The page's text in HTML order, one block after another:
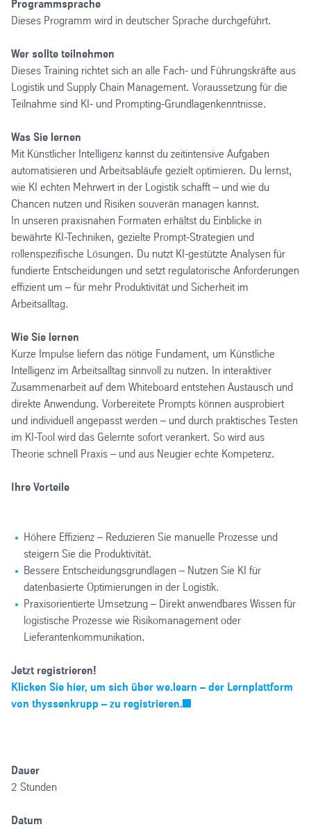
Programmsprache
Dieses Programm wird in deutscher Sprache durchgeführt.
Wer sollte teilnehmen
Dieses Training richtet sich an alle Fach- und Führungskräfte aus
Logistik und Supply Chain Management. Voraussetzung für die
Teilnahme sind KI- und Prompting-Grundlagenkenntnisse.
Was Sie lernen
Mit Künstlicher Intelligenz kannst du zeitintensive Aufgaben
automatisieren und Arbeitsabläufe gezielt optimieren. Du lernst,
wie KI echten Mehrwert in der Logistik schafft – und wie du
Chancen nutzen und Risiken souverän managen kannst.
In unseren praxisnahen Formaten erhältst du Einblicke in
bewährte KI-Techniken, gezielte Prompt-Strategien und
rollenspezifische Lösungen. Du nutzt KI-gestützte Analysen für
fundierte Entscheidungen und setzt regulatorische Anforderungen
effizient um – für mehr Produktivität und Sicherheit im
Arbeitsalltag.
Wie Sie lernen
Kurze Impulse liefern das nötige Fundament, um Künstliche
Intelligenz im Arbeitsalltag sinnvoll zu nutzen. In interaktiver
Zusammenarbeit auf dem Whiteboard entstehen Austausch und
direkte Anwendung. Vorbereitete Prompts können ausprobiert
und individuell angepasst werden – und durch praktisches Testen
im KI-Tool wird das Gelernte sofort verankert. So wird aus
Theorie schnell Praxis – und aus Neugier echte Kompetenz.
Ihre Vorteile
Höhere Effizienz – Reduzieren Sie manuelle Prozesse und
steigern Sie die Produktivität.
Bessere Entscheidungsgrundlagen – Nutzen Sie KI für
datenbasierte Optimierungen in der Logistik.
Praxisorientierte Umsetzung – Direkt anwendbares Wissen für
logistische Prozesse wie Risikomanagement oder
Lieferantenkommunikation.
Jetzt registrieren!
Klicken Sie hier, um sich über we.learn – der Lernplattform
von thyssenkrupp – zu registrieren.
Dauer
2 Stunden
Datum